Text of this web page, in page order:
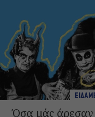
Όσα μάς